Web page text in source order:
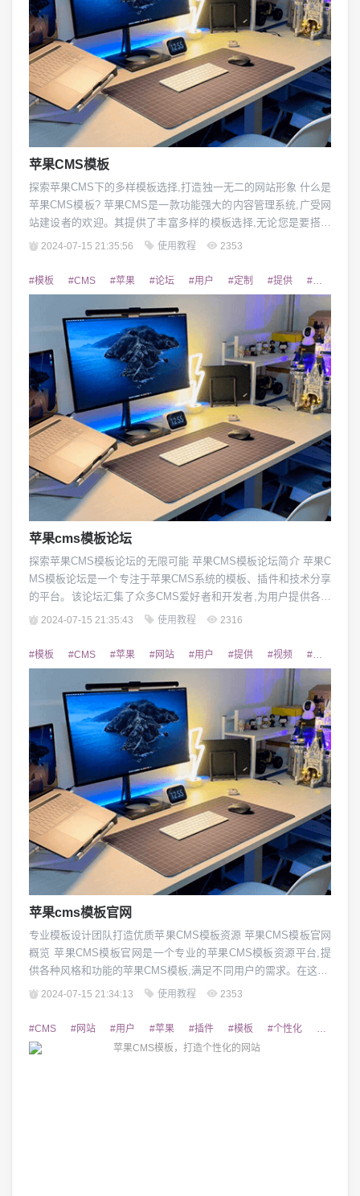
苹果CMS模板
探索苹果CMS下的多样模板选择,打造独一无二的网站形象 什么是
苹果CMS模板? 苹果CMS是一款功能强大的内容管理系统,广受网
站建设者的欢迎。其提供了丰富多样的模板选择,无论您是要搭建
企业官网、个人博客还是电子商城,都能找到合适的模板风格。苹
站的个性化设计。 苹果CMS模板的特点 苹果CMS模板具有以下
突出特点:1)响应...
2024-07-15 21:35:56 使用教程 2353
#模板 #CMS #苹果 #论坛 #用户 #定制 #提供 #交流
苹果cms模板论坛
探索苹果CMS模板论坛的无限可能 苹果CMS模板论坛简介 苹果C
MS模板论坛是一个专注于苹果CMS系统的模板、插件和技术分享
的平台。该论坛汇集了众多CMS爱好者和开发者,为用户提供各种
优质的苹果CMS资源和解决方案。无论是初学者还是经验丰富的
绍 苹果CMS模板论坛收录了各种风格和类型的模板,包括商城型、
资讯型、视频型等。...
2024-07-15 21:35:43 使用教程 2316
#模板 #CMS #苹果 #网站 #用户 #提供 #视频 #专业
苹果cms模板官网
专业模板设计团队打造优质苹果CMS模板资源 苹果CMS模板官网
概览 苹果CMS模板官网是一个专业的苹果CMS模板资源平台,提
供各种风格和功能的苹果CMS模板,满足不同用户的需求。在这里,
您可以找到适合自己网站的优质模板,轻松实现网站的快速搭建和
里都能找到满意的模板。 苹果CMS模板的特点 苹果CMS模板官
网提供的模板具有...
2024-07-15 21:34:13 使用教程 2353
#CMS #网站 #用户 #苹果 #插件 #模板 #个性化